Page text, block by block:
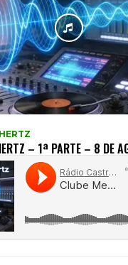
– 1ª PARTE – 8 DE